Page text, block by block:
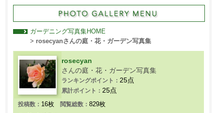
ガーデニング写真集HOME
> rosecyanさんの庭・花・ガーデン写真集
rosecyan
さんの庭・花・ガーデン写真集
投稿数： 16枚閲覧総数： 829枚
ランキングポイント： 25点
累計ポイント： 25点